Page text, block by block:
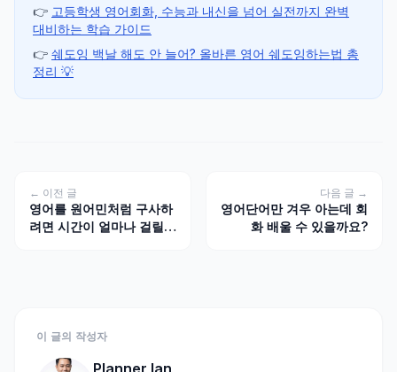
👉 고등학생 영어회화, 수능과 내신을 넘어 실전까지 완벽
대비하는 학습 가이드
👉 쉐도잉 백날 해도 안 늘어? 올바른 영어 쉐도잉하는법 총
정리 💡
← 이전 글
영어를 원어민처럼 구사하
려면 시간이 얼마나 걸릴까
다음 글 →
영어단어만 겨우 아는데 회
화 배울 수 있을까요?
이 글의 작성자
Planner Ian